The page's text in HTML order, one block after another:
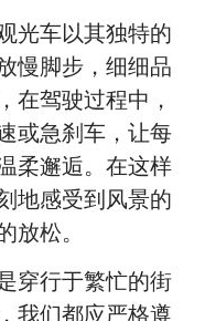
光车以其独特的
慢脚步，细细品
在驾驶过程中，
或急刹车，让每
柔邂逅。在这样
地感受到风景的
松。
穿行于繁忙的街
我们都应严格遵